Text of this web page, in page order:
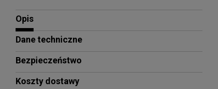
Opis
Dane techniczne
Bezpieczeństwo
Koszty dostawy